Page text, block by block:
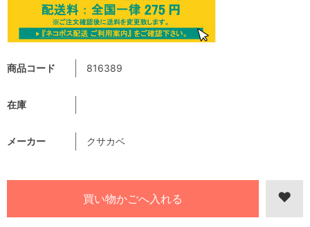
商品コード 816389
在庫
メーカー クサカベ